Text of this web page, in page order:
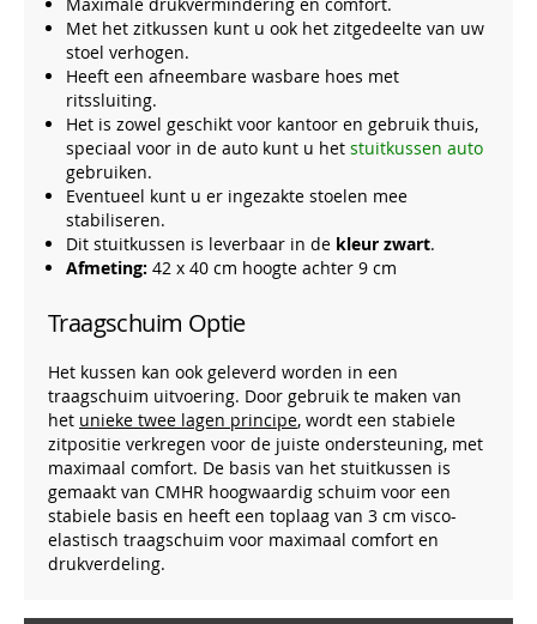
Met het zitkussen kunt u ook het zitgedeelte van uw
stoel verhogen.
Heeft een afneembare wasbare hoes met
ritssluiting.
Het is zowel geschikt voor kantoor en gebruik thuis,
speciaal voor in de auto kunt u het stuitkussen auto
gebruiken.
Eventueel kunt u er ingezakte stoelen mee
stabiliseren.
Dit stuitkussen is leverbaar in de kleur zwart.
Afmeting: 42 x 40 cm hoogte achter 9 cm
Traagschuim Optie
Het kussen kan ook geleverd worden in een
traagschuim uitvoering. Door gebruik te maken van
het unieke twee lagen principe, wordt een stabiele
zitpositie verkregen voor de juiste ondersteuning, met
maximaal comfort. De basis van het stuitkussen is
gemaakt van CMHR hoogwaardig schuim voor een
stabiele basis en heeft een toplaag van 3 cm visco-
elastisch traagschuim voor maximaal comfort en
drukverdeling.